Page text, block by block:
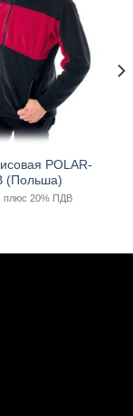
POLAR-
(Польша)
плюс 20% ПДВ